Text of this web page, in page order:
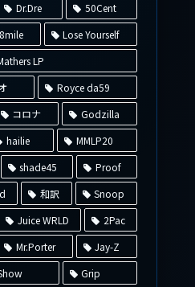
Dr.Dre
50Cent
8mile
Lose Yourself
LP
Royce da59
コロナ
Godzilla
hailie
MMLP20
shade45
Proof
和訳
Snoop
Juice WRLD
2Pac
Mr.Porter
Jay-Z
Grip